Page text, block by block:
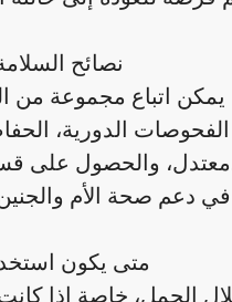
نصائح
الفحوصات الدورية،
متى يكون
الحمل، خاصة إذا كانت